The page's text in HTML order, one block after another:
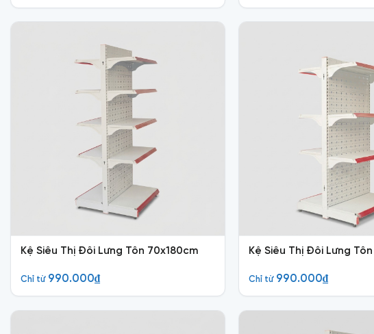
Kệ Siêu Thị Đôi Lưng Tôn 70x180cm
Chỉ từ 990.000₫
Kệ Siêu Thị Đôi Lưng
Chỉ từ 990.000₫